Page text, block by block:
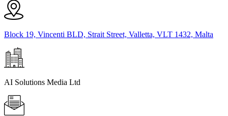
Block 19, Vincenti BLD, Strait Street, Valletta, VLT 1432, Malta
AI Solutions Media Ltd